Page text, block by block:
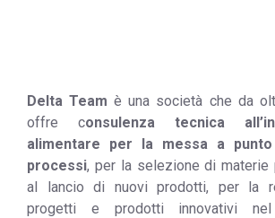
Delta Team è una società che da
offre consulenza tecnica
alimentare per la messa a
processi, per la selezione di materie
al lancio di nuovi prodotti, per la
progetti e prodotti innovativi